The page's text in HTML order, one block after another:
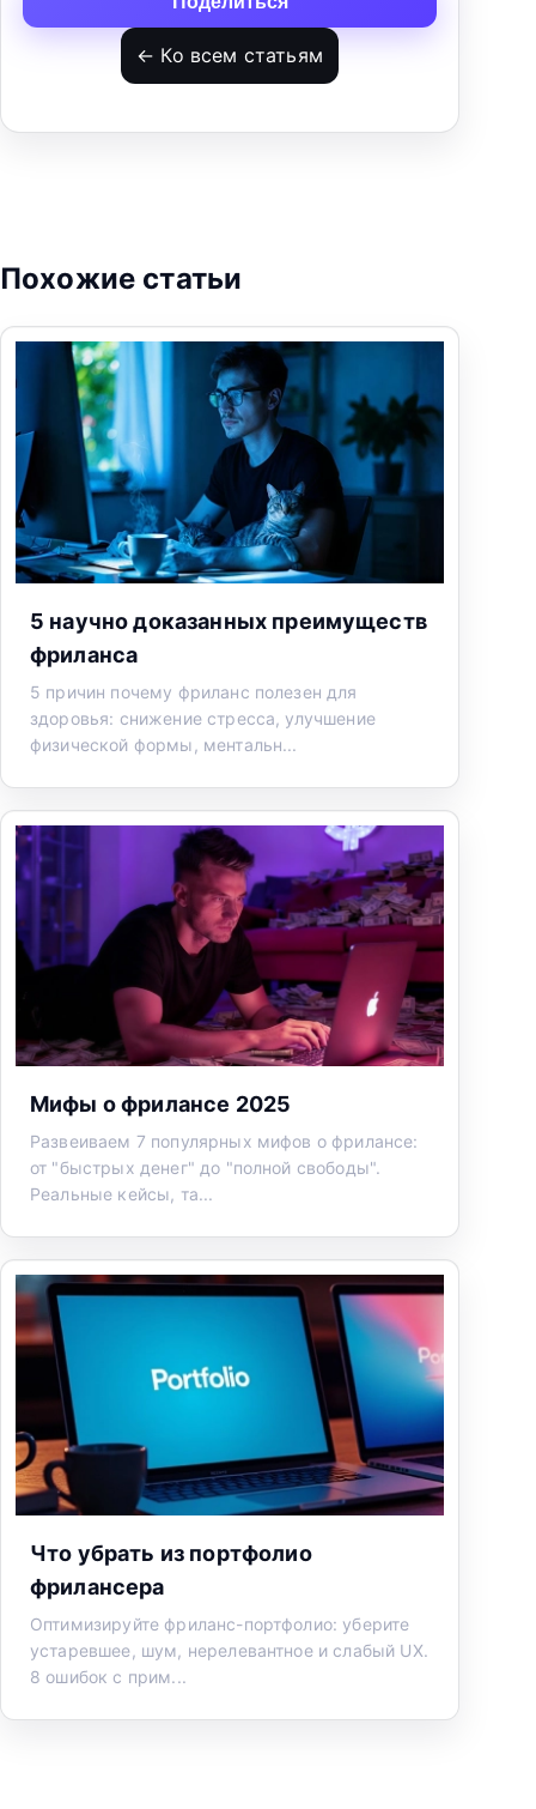
← Ко всем статьям
Похожие статьи
5 научно доказанных преимуществ
фриланса
5 причин почему фриланс полезен для
здоровья: снижение стресса, улучшение
физической формы, ментальн...
Мифы о фрилансе 2025
Развеиваем 7 популярных мифов о фрилансе:
от "быстрых денег" до "полной свободы".
Реальные кейсы, та...
Что убрать из портфолио
фрилансера
Оптимизируйте фриланс-портфолио: уберите
устаревшее, шум, нерелевантное и слабый UX.
8 ошибок с прим...